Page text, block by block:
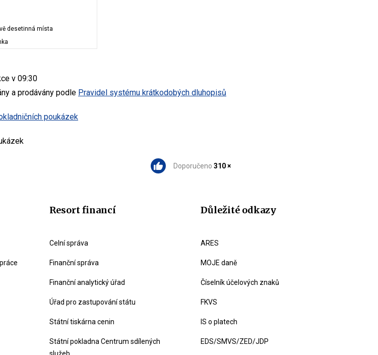
desetinná místa
v 09:30
a prodávány podle Pravidel systému krátkodobých dluhopisů
poukázek
Doporučeno 310 ×
Resort financí
Celní správa
Finanční správa
Finanční analytický úřad
Úřad pro zastupování státu
Státní tiskárna cenin
Státní pokladna Centrum sdílených
Důležité odkazy
ARES
MOJE daně
Číselník účelových znaků
FKVS
IS o platech
EDS/SMVS/ZED/JDP